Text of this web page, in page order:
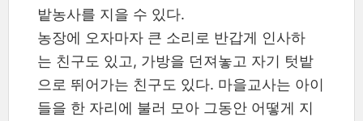
밭농사를 지을 수 있다.
농장에 오자마자 큰 소리로 반갑게 인사하
는 친구도 있고, 가방을 던져놓고 자기 텃밭
으로 뛰어가는 친구도 있다. 마을교사는 아이
들을 한 자리에 불러 모아 그동안 어떻게 지